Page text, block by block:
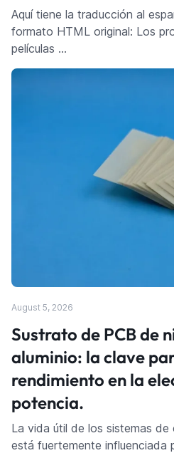
Aquí tiene la traducción al
formato HTML original: Los
películas …
August 5, 2026
Sustrato de PCB de
aluminio: la clave
rendimiento en la
potencia.
La vida útil de los sistemas
está fuertemente influenciada